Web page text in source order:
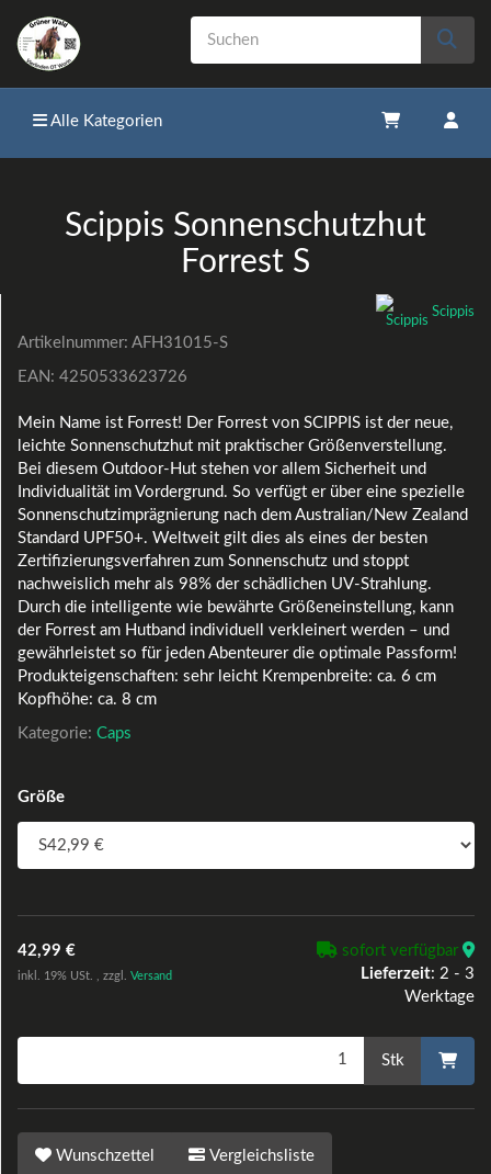
Alle Kategorien
Scippis Sonnenschutzhut
Forrest S
Scippis
Artikelnummer: AFH31015-S
EAN: 4250533623726
Mein Name ist Forrest! Der Forrest von SCIPPIS ist der neue,
leichte Sonnenschutzhut mit praktischer Größenverstellung.
Bei diesem Outdoor-Hut stehen vor allem Sicherheit und
Individualität im Vordergrund. So verfügt er über eine spezielle
Sonnenschutzimprägnierung nach dem Australian/New Zealand
Standard UPF50+. Weltweit gilt dies als eines der besten
Zertifizierungsverfahren zum Sonnenschutz und stoppt
nachweislich mehr als 98% der schädlichen UV-Strahlung.
Durch die intelligente wie bewährte Größeneinstellung, kann
der Forrest am Hutband individuell verkleinert werden – und
gewährleistet so für jeden Abenteurer die optimale Passform!
Produkteigenschaften: sehr leicht Krempenbreite: ca. 6 cm
Kopfhöhe: ca. 8 cm
Kategorie: Caps
Größe
42,99 €
inkl. 19% USt. , zzgl. Versand
sofort verfügbar
Lieferzeit: 2 - 3
Werktage
Stk
Wunschzettel Vergleichsliste